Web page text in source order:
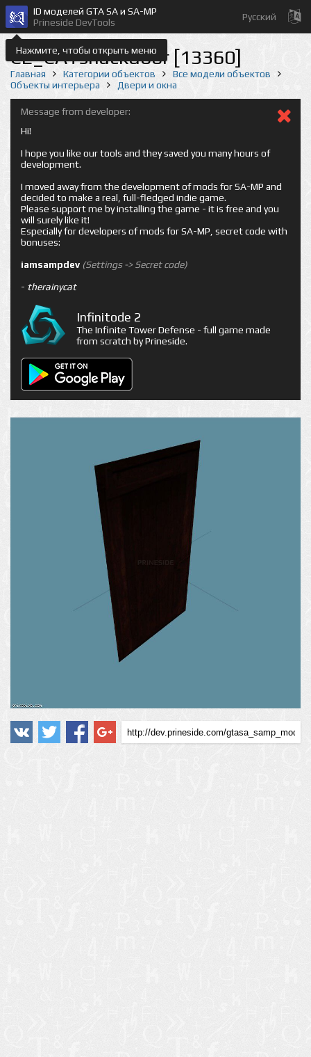
Нажмите, чтобы открыть меню
ID моделей GTA SA и SA-MP
Prineside DevTools
Русский
CE_CATshackdoor [13360]
Главная Категории объектов
Все модели объектов
Объекты интерьера
Двери и окна
Message from developer:
Hi!
I hope you like our tools and they saved you many hours of
development.
I moved away from the development of mods for SA-MP and
decided to make a real, full-fledged indie game.
Please support me by installing the game - it is free and you
will surely like it!
Especially for developers of mods for SA-MP, secret code with
bonuses:
iamsampdev (Settings -> Secret code)
- therainycat
Infinitode 2
The Infinite Tower Defense - full game made
from scratch by Prineside.